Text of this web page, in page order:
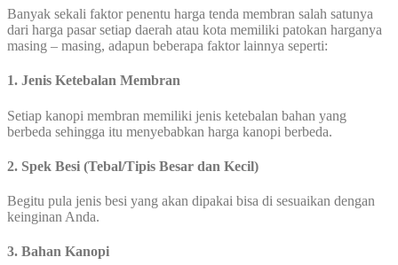
Banyak sekali faktor penentu harga tenda membran salah satunya
dari harga pasar setiap daerah atau kota memiliki patokan harganya
masing – masing, adapun beberapa faktor lainnya seperti:
1. Jenis Ketebalan Membran
Setiap kanopi membran memiliki jenis ketebalan bahan yang
berbeda sehingga itu menyebabkan harga kanopi berbeda.
2. Spek Besi (Tebal/Tipis Besar dan Kecil)
Begitu pula jenis besi yang akan dipakai bisa di sesuaikan dengan
keinginan Anda.
3. Bahan Kanopi